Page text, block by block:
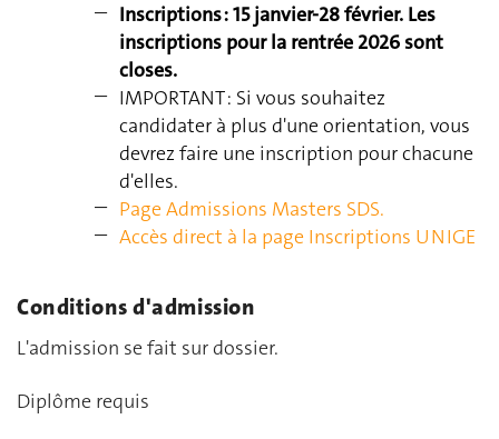
Inscriptions : 15 janvier-28 février. Les
inscriptions pour la rentrée 2026 sont
closes.
IMPORTANT : Si vous souhaitez
candidater à plus d'une orientation, vous
devrez faire une inscription pour chacune
d'elles.
Page Admissions Masters SDS.
Accès direct à la page Inscriptions UNIGE
Conditions d'admission
L'admission se fait sur dossier.
Diplôme requis